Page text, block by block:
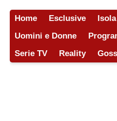
Home Esclusive
Uomini e Donne
Serie TV
Reality